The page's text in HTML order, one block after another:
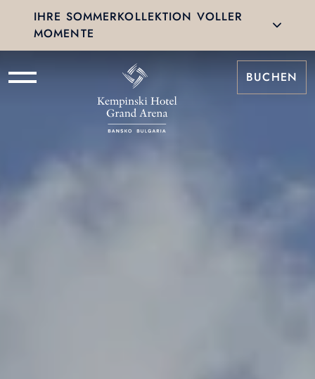
IHRE SOMMERKOLLEKTION VOLLER
MOMENTE
BUCHEN